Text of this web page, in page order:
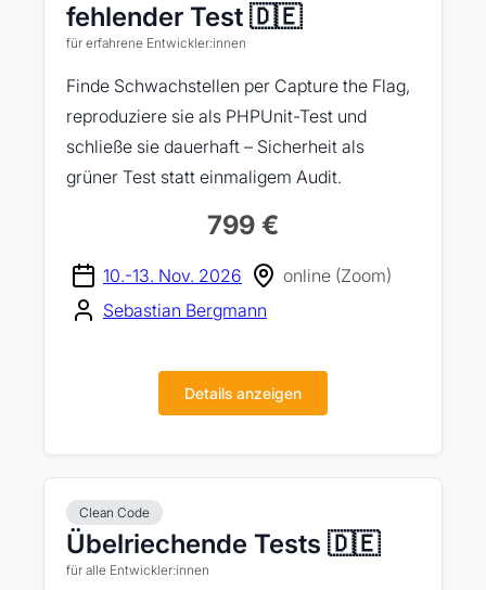
fehlender Test 🇩🇪
für erfahrene Entwickler:innen
Finde Schwachstellen per Capture the Flag,
reproduziere sie als PHPUnit-Test und
schließe sie dauerhaft – Sicherheit als
grüner Test statt einmaligem Audit.
799 €
10.-13. Nov. 2026
online (Zoom)
Sebastian Bergmann
Details anzeigen
Clean Code
Übelriechende Tests 🇩🇪
für alle Entwickler:innen